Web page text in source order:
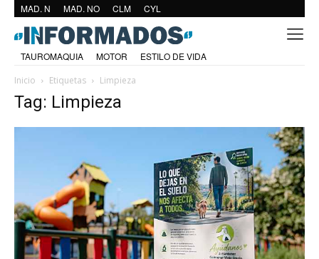
MAD. N MAD. NO CLM CYL
TAUROMAQUIA MOTOR
ESTILO DE VIDA
Inicio
Etiquetas Limpieza
Tag: Limpieza